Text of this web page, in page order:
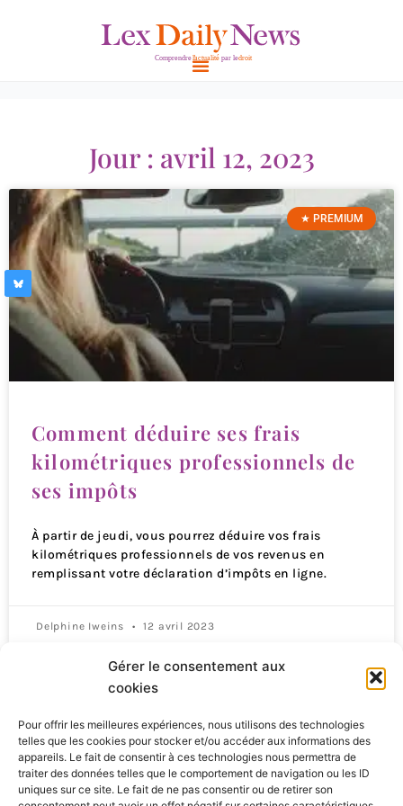
Gérer le consentement aux
cookies
Pour offrir les meilleures expériences, nous utilisons des technologies
telles que les cookies pour stocker et/ou accéder aux informations des
appareils. Le fait de consentir à ces technologies nous permettra de
traiter des données telles que le comportement de navigation ou les ID
uniques sur ce site. Le fait de ne pas consentir ou de retirer son
Jour : avril 12, 2023
★ PREMIUM
Comment déduire ses frais
kilométriques professionnels de
ses impôts
À partir de jeudi, vous pourrez déduire vos frais
kilométriques professionnels de vos revenus en
remplissant votre déclaration d’impôts en ligne.
Delphine Iweins 12 avril 2023
Qui sommes-nous ?
S’abonner
Mentions Légales